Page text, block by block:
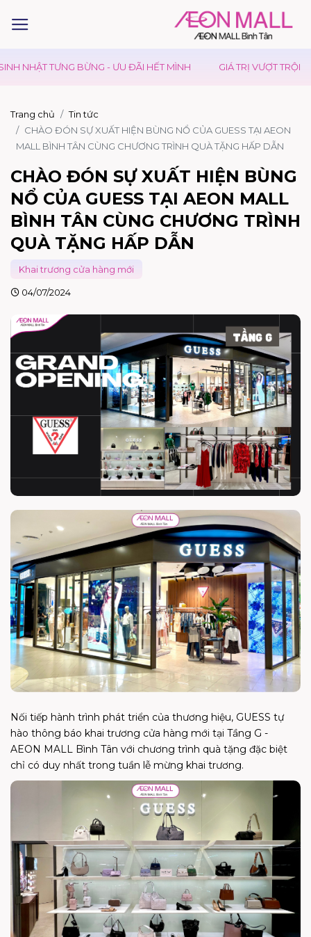
BỪNG - ƯU ĐÃI HẾT MÌNH GIÁ TRỊ VƯỢT TRỘI KIDS
Trang chủ
Tin tức
CHÀO ĐÓN SỰ XUẤT HIỆN BÙNG NỔ CỦA GUESS TẠI AEON
MALL BÌNH TÂN CÙNG CHƯƠNG TRÌNH QUÀ TẶNG HẤP DẪN
CHÀO ĐÓN SỰ XUẤT HIỆN BÙNG
NỔ CỦA GUESS TẠI AEON MALL
BÌNH TÂN CÙNG CHƯƠNG TRÌNH
QUÀ TẶNG HẤP DẪN
Khai trương cửa hàng mới
04/07/2024
Nối tiếp hành trình phát triển của thương hiệu, GUESS tự
hào thông báo khai trương cửa hàng mới tại Tầng G -
AEON MALL Bình Tân với chương trình quà tặng đặc biệt
chỉ có duy nhất trong tuần lễ mừng khai trương.